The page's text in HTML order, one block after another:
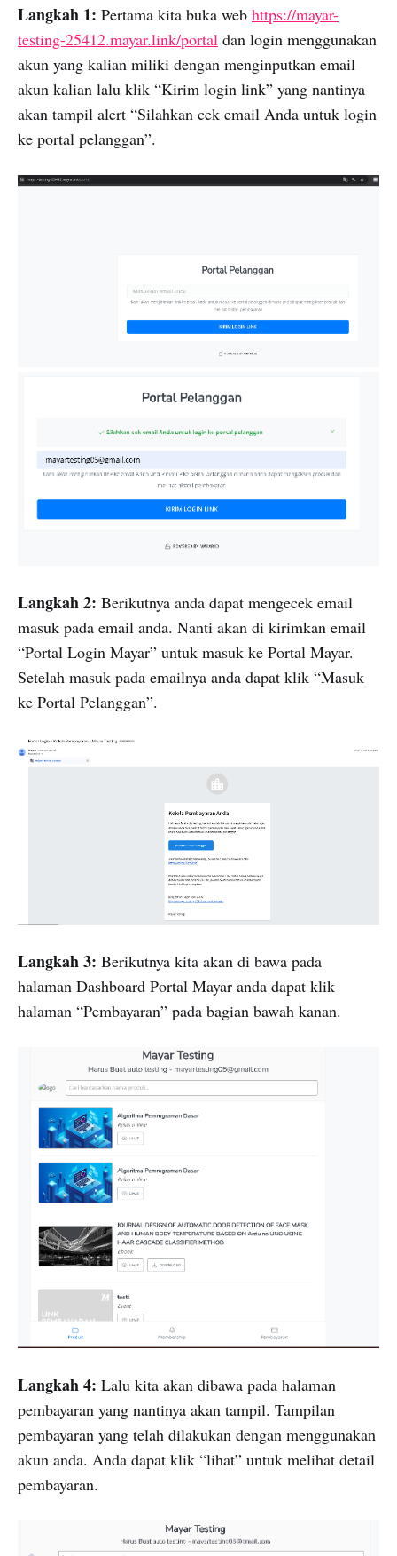
Langkah 1: Pertama kita buka web https://mayar-
testing-25412.mayar.link/portal dan login menggunakan
akun yang kalian miliki dengan menginputkan email
akun kalian lalu klik “Kirim login link” yang nantinya
akan tampil alert “Silahkan cek email Anda untuk login
ke portal pelanggan”.
Langkah 2: Berikutnya anda dapat mengecek email
masuk pada email anda. Nanti akan di kirimkan email
“Portal Login Mayar” untuk masuk ke Portal Mayar.
Setelah masuk pada emailnya anda dapat klik “Masuk
ke Portal Pelanggan”.
Langkah 3: Berikutnya kita akan di bawa pada
halaman Dashboard Portal Mayar anda dapat klik
halaman “Pembayaran” pada bagian bawah kanan.
Langkah 4: Lalu kita akan dibawa pada halaman
pembayaran yang nantinya akan tampil. Tampilan
pembayaran yang telah dilakukan dengan menggunakan
akun anda. Anda dapat klik “lihat” untuk melihat detail
pembayaran.